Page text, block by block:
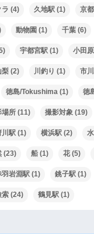
ラ (4) 久地駅(1) 京都
動物園 (1) 千葉(6)
宇都宮駅(1) 小田
梨(2) 川釣り (1) 市
徳島/Tokushima(1) 徳
場所(11) 撮影対象(19)
川駅(1) 横浜駅(2)
(23) 船(1) 花(5)
羽岩淵駅(1) 銚子駅(1)
索(24) 鶴見駅(1)